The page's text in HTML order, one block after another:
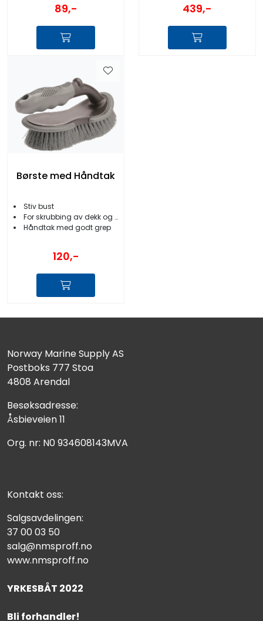
89,- 439,-
Børste med Håndtak
Stiv bust
For skrubbing av dekk og skrog
Håndtak med godt grep
120,-
Norway Marine Supply AS
Postboks 777 Stoa
4808 Arendal
Besøksadresse:
Åsbieveien 11
Org. nr: N0 934608143MVA
Kontakt oss:
Salgsavdelingen:
37 00 03 50
salg@nmsproff.no
www.nmsproff.no
YRKESBÅT 2022
Bli forhandler!